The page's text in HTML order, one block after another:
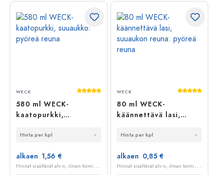
Keskimääräinen arvosana 5 5 tähdestä
WECK
580 ml WECK-
kaatopurkki,
reuna
Hinta per kpl
alkaen 1,56 €
H
innat sisältävät alv:n, ilman toimituskuluja
WECK
80 ml WECK-
käännettävä lasi,
pyöreä reuna
Hinta per kpl
alkaen 0,85 €
H
innat sisältävät alv:n, ilman toimituskuluja